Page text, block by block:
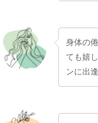
身体の
ても嬉
ンに出